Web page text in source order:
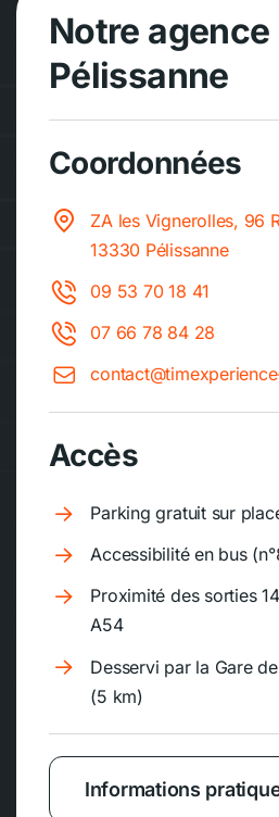
Notre agence
Pélissanne
Coordonnées
ZA les Vignerolles, 96
13330 Pélissanne
09 53 70 18 41
07 66 78 84 28
Accès
Parking gratuit sur
Accessibilité en bus
Proximité des sorties
A54
Desservi par la Gare
(5 km)
Informations